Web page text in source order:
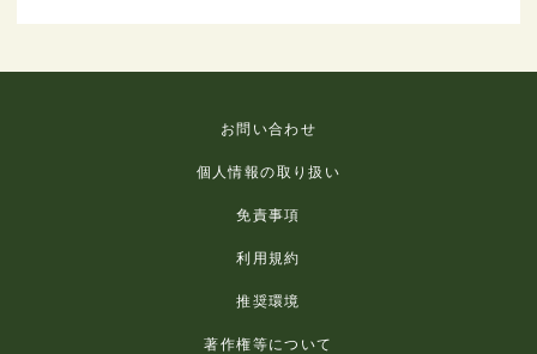
お問い合わせ
個人情報の取り扱い
免責事項
利用規約
推奨環境
著作権等について